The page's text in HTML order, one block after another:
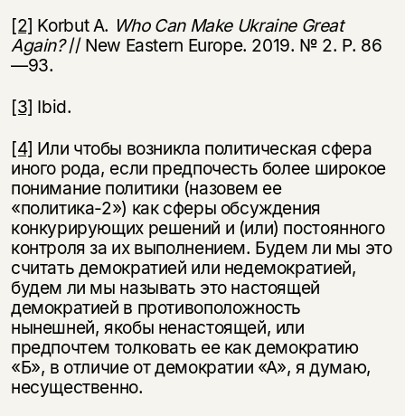
[2] Korbut A. Who Can Make Ukraine Great
Again?// New Eastern Europe. 2019. № 2. Р. 86
—93.
[3] Ibid.
[4] Или чтобы возникла политическая сфера
иного рода, если предпочесть более широкое
понимание политики (назовем ее
«политика-2») как сферы обсуждения
конкурирующих решений и (или) постоянного
контроля за их выполнением. Будем ли мы это
считать демократией или недемократией,
будем ли мы называть это настоящей
демократией в противоположность
нынешней, якобы ненастоящей, или
предпочтем толковать ее как демократию
«Б», в отличие от демократии «А», я думаю,
несущественно.